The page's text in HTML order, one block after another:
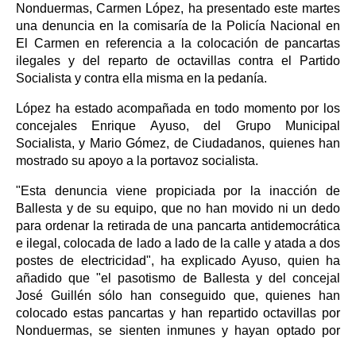
Nonduermas, Carmen López, ha presentado este martes
una denuncia en la comisaría de la Policía Nacional en
El Carmen en referencia a la colocación de pancartas
ilegales y del reparto de octavillas contra el Partido
Socialista y contra ella misma en la pedanía.
López ha estado acompañada en todo momento por los
concejales Enrique Ayuso, del Grupo Municipal
Socialista, y Mario Gómez, de Ciudadanos, quienes han
mostrado su apoyo a la portavoz socialista.
"Esta denuncia viene propiciada por la inacción de
Ballesta y de su equipo, que no han movido ni un dedo
para ordenar la retirada de una pancarta antidemocrática
e ilegal, colocada de lado a lado de la calle y atada a dos
postes de electricidad", ha explicado Ayuso, quien ha
añadido que "el pasotismo de Ballesta y del concejal
José Guillén sólo han conseguido que, quienes han
colocado estas pancartas y han repartido octavillas por
Nonduermas, se sienten inmunes y hayan optado por